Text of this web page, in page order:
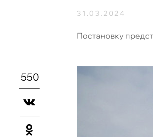
31.03.2024
Постановку
550